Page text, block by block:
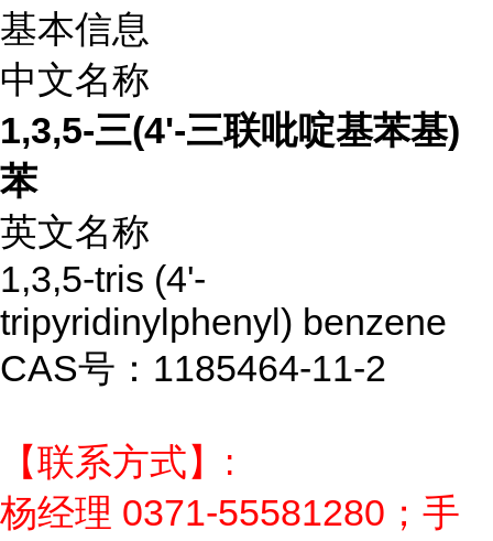
基本信息
中文名称
1,3,5-三(4'-三联吡啶基苯基)
苯
英文名称
1,3,5-tris (4'-
tripyridinylphenyl) benzene
CAS号：1185464-11-2
【联系方式】:
杨经理 0371-55581280；手